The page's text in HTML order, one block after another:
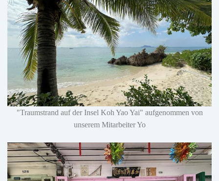
"Traumstrand auf der Insel Koh Yao Yai" aufgenommen von
unserem Mitarbeiter Yo